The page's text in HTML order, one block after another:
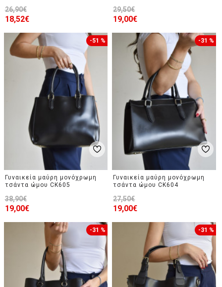
18,52€
26,90€
19,00€
29,50€
-51 %
Γυναικεία μαύρη μονόχρωμη
τσάντα ώμου CK605
19,00€
38,90€
-31 %
Γυναικεία μαύρη μονόχρωμη
τσάντα ώμου CK604
19,00€
27,50€
-31 % -31 %